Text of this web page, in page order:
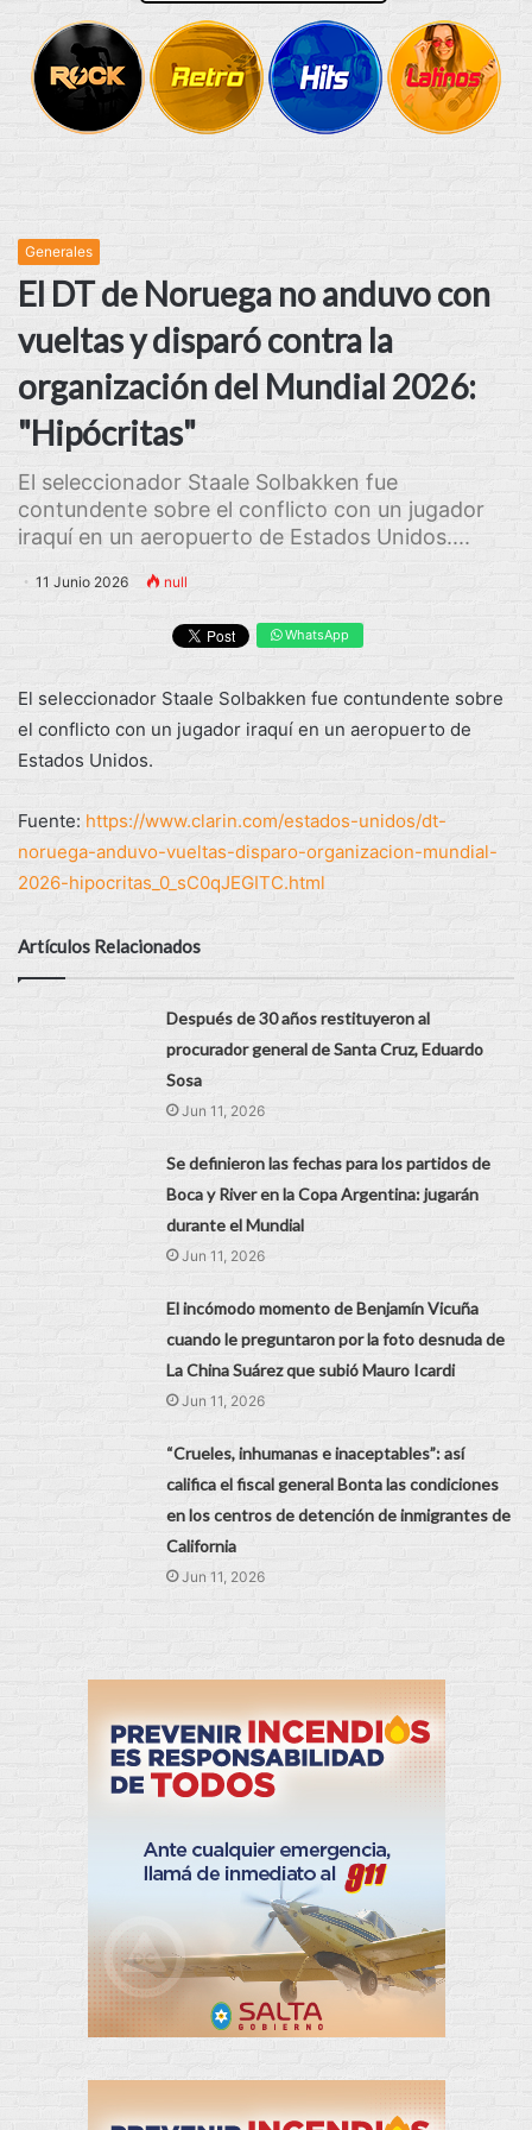
Generales
El DT de Noruega no anduvo con
vueltas y disparó contra la
organización del Mundial 2026:
"Hipócritas"
El seleccionador Staale Solbakken fue
contundente sobre el conflicto con un jugador
iraquí en un aeropuerto de Estados Unidos....
11 Junio 2026 null
WhatsApp
El seleccionador Staale Solbakken fue contundente sobre
el conflicto con un jugador iraquí en un aeropuerto de
Estados Unidos.
Fuente: https://www.clarin.com/estados-unidos/dt-
noruega-anduvo-vueltas-disparo-organizacion-mundial-
2026-hipocritas_0_sC0qJEGITC.html
Artículos Relacionados
Después de 30 años restituyeron al
procurador general de Santa Cruz, Eduardo
Sosa
Jun 11, 2026
Se definieron las fechas para los partidos de
Boca y River en la Copa Argentina: jugarán
durante el Mundial
Jun 11, 2026
El incómodo momento de Benjamín Vicuña
cuando le preguntaron por la foto desnuda de
La China Suárez que subió Mauro Icardi
Jun 11, 2026
“Crueles, inhumanas e inaceptables”: así
califica el fiscal general Bonta las condiciones
en los centros de detención de inmigrantes de
California
Jun 11, 2026